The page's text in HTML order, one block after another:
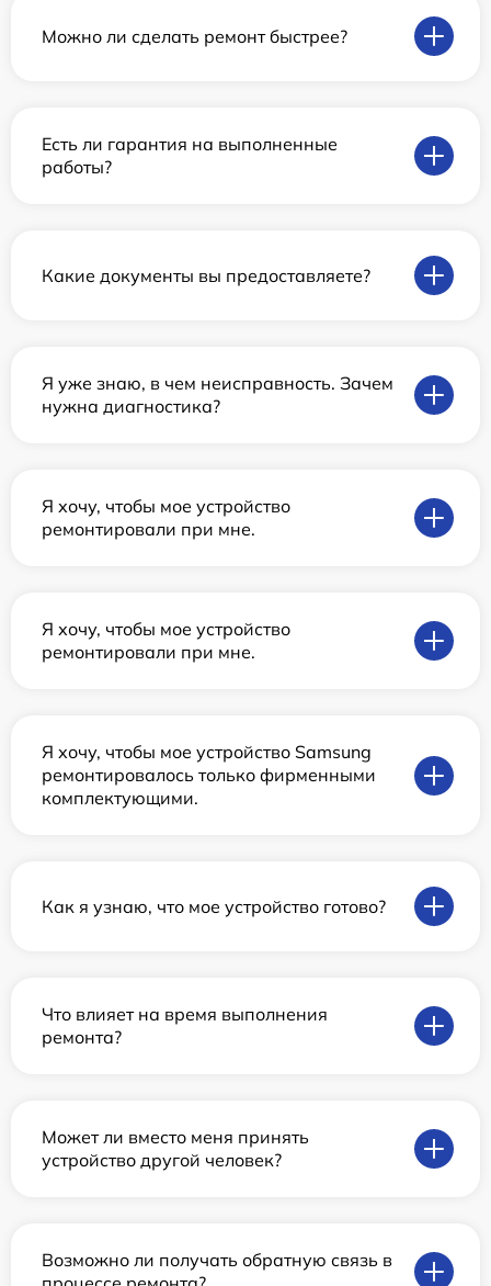
Можно ли сделать ремонт быстрее?
Есть ли гарантия на выполненные
работы?
Какие документы вы предоставляете?
Я уже знаю, в чем неисправность. Зачем
нужна диагностика?
Я хочу, чтобы мое устройство
ремонтировали при мне.
Я хочу, чтобы мое устройство
ремонтировали при мне.
Я хочу, чтобы мое устройство Samsung
ремонтировалось только фирменными
комплектующими.
Как я узнаю, что мое устройство готово?
Что влияет на время выполнения
ремонта?
Может ли вместо меня принять
устройство другой человек?
Возможно ли получать обратную связь в